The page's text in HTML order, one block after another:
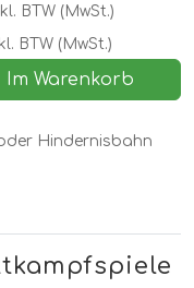
BTW (MwSt.)
BTW (MwSt.)
Im Warenkorb
Hindernisbahn